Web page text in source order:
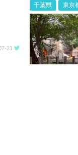
21
千葉県
東京